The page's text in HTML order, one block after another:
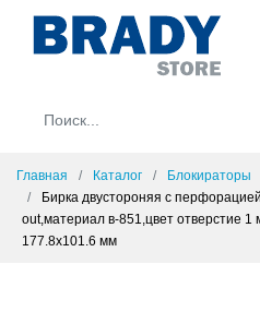
Главная Каталог Блокираторы
Бирка двустороняя с
out,материал в-851,цвет отверстие
177.8x101.6 мм